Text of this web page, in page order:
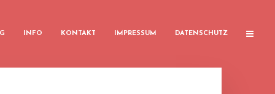
INFO KONTAKT IMPRESSUM DATENSCHUTZ